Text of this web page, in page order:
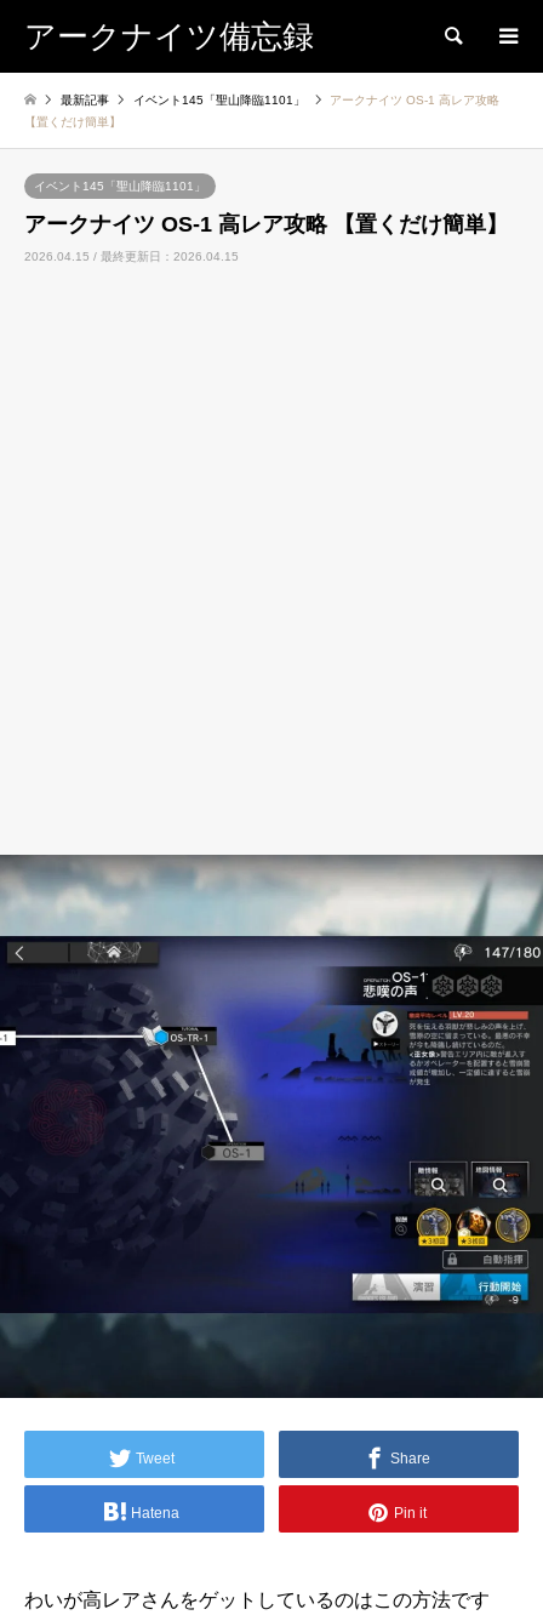
アークナイツ備忘録 検索
最新記事 イベント145「聖山降臨1101」
アークナイツ OS-1 高レア攻略
【置くだけ簡単】
イベント145「聖山降臨1101」
アークナイツ OS-1 高レア攻略 【置くだけ簡単】
2026.04.15 / 最終更新日：2026.04.15
Tweet Share
Hatena Pin it
わいが高レアさんをゲットしているのはこの方法です